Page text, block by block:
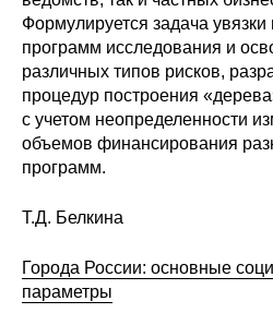
Формулируется задача увязки
программ исследования и
различных типов рисков,
процедур построения
с учетом неопределенности
объемов финансирования
программ.
Т.Д. Белкина
Города России: основные
параметры